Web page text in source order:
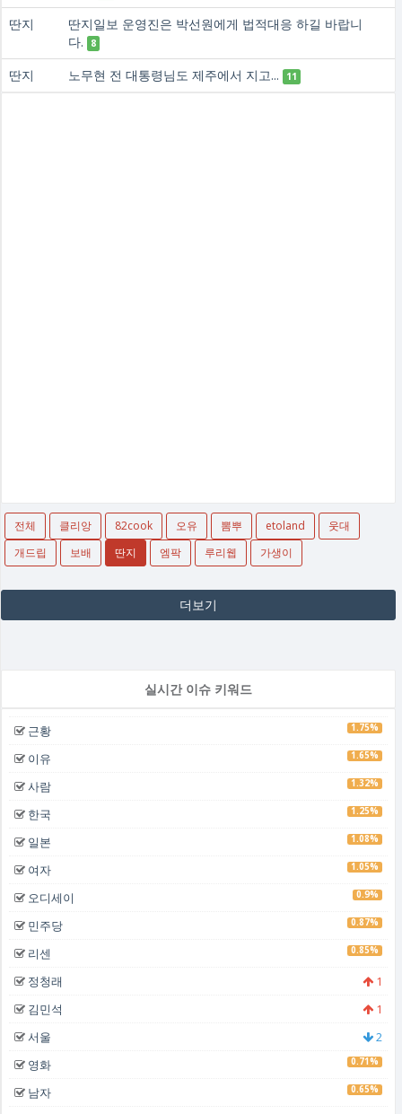
딴지
딴지일보 운영진은 박선원에게 법적대응 하길 바랍니
다.
8
딴지 노무현 전 대통령님도 제주에서 지고... 11
전체 클리앙 82cook 오유 뽐뿌 etoland
웃대
개드립
보배 딴지 엠팍 루리웹 가생이
더보기
실시간 이슈 키워드
근황 1.75%
이유 1.65%
사람 1.32%
한국 1.25%
일본 1.08%
여자 1.05%
오디세이 0.9%
민주당 0.87%
리센 0.85%
정청래
1
김민석
1
서울
2
영화
0.71%
남자 0.65%